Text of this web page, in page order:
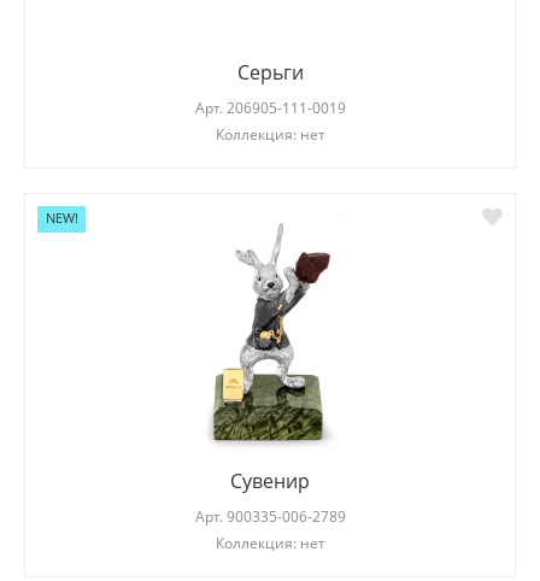
Серьги
Арт. 206905-111-0019
Коллекция: нет
NEW!
Сувенир
Арт. 900335-006-2789
Коллекция: нет